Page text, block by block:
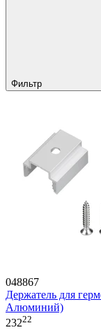
Фильтр
048867
Держатель для
Алюминий)
23222